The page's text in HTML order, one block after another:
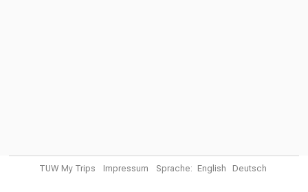
TUW My Trips Impressum Sprache: English Deutsch